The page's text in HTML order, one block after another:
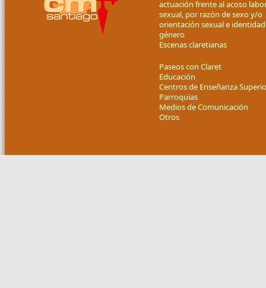
actuación frente al acoso
sexual, por razón de sexo y/o
orientación sexual e
género
Escenas claretianas
Paseos con Claret
Educación
Centros de Enseñanza
Parroquias
Medios de Comunicación
Otros